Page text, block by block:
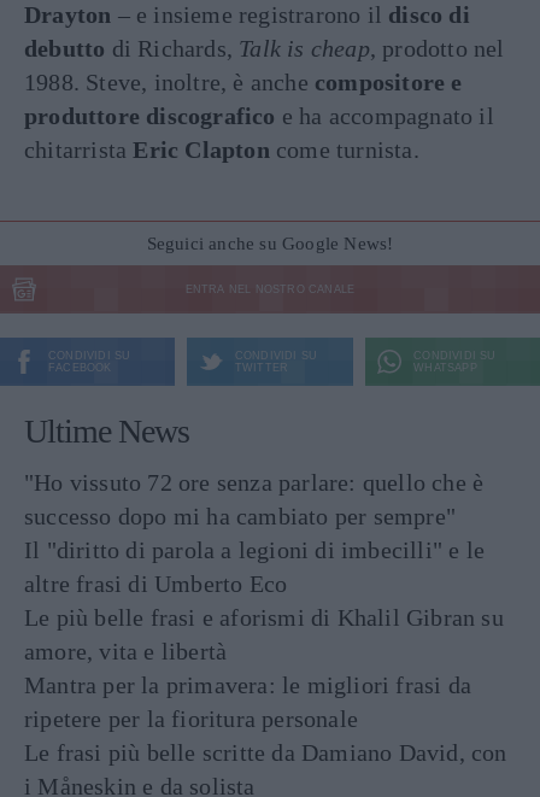
Drayton – e insieme registrarono il disco di
debutto di Richards, Talk is cheap, prodotto nel
1988. Steve, inoltre, è anche compositore e
produttore discografico e ha accompagnato il
chitarristaEric Clapton come turnista.
Seguici anche su Google News!
ENTRA NEL NOSTRO CANALE
CONDIVIDI SU
FACEBOOK
CONDIVIDI SU
TWITTER
CONDIVIDI SU
WHATSAPP
Ultime News
"Ho vissuto 72 ore senza parlare: quello che è
successo dopo mi ha cambiato per sempre"
Il "diritto di parola a legioni di imbecilli" e le
altre frasi di Umberto Eco
Le più belle frasi e aforismi di Khalil Gibran su
amore, vita e libertà
Mantra per la primavera: le migliori frasi da
ripetere per la fioritura personale
Le frasi più belle scritte da Damiano David, con
i Måneskin e da solista